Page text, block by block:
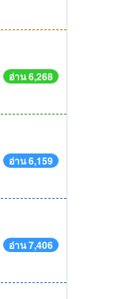
อ่าน 6,268
อ่าน 6,159
อ่าน 7,406